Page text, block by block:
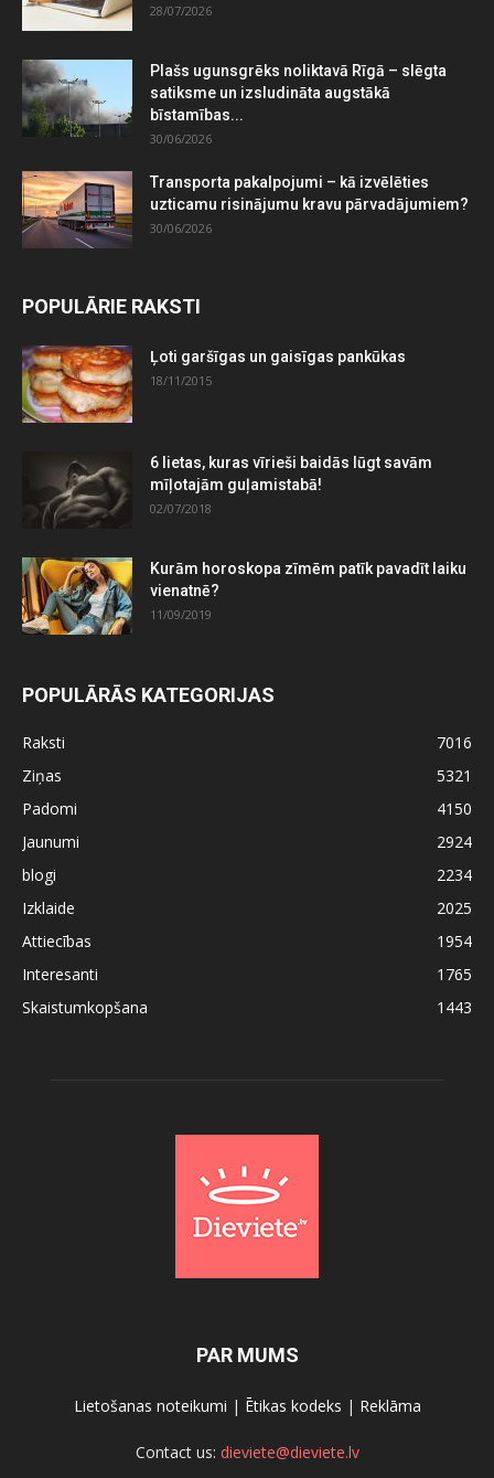
28/07/2026
Plašs ugunsgrēks noliktavā Rīgā – slēgta
satiksme un izsludināta augstākā
bīstamības...
30/06/2026
Transporta pakalpojumi – kā izvēlēties
uzticamu risinājumu kravu pārvadājumiem?
30/06/2026
POPULĀRIE RAKSTI
Ļoti garšīgas un gaisīgas pankūkas
18/11/2015
6 lietas, kuras vīrieši baidās lūgt savām
mīļotajām guļamistabā!
02/07/2018
Kurām horoskopa zīmēm patīk pavadīt laiku
vienatnē?
11/09/2019
POPULĀRĀS KATEGORIJAS
Raksti
7016
Ziņas
5321
Padomi
4150
Jaunumi
2924
blogi
2234
Izklaide
2025
Attiecības
1954
Interesanti
1765
Skaistumkopšana
1443
PAR MUMS
Lietošanas noteikumi | Ētikas kodeks | Reklāma
Contact us: dieviete@dieviete.lv